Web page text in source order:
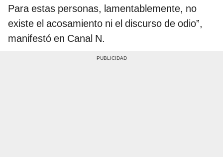
Para estas personas, lamentablemente, no
existe el acosamiento ni el discurso de odio”,
manifestó en Canal N.